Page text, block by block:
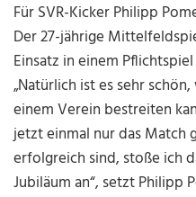
Für SVR-Kicker Philipp
Der 27-jährige
Einsatz in einem
„Natürlich ist es sehr
einem Verein bestreiten
jetzt einmal nur das Match
erfolgreich sind, stoße ich
Jubiläum an“, setzt Philipp